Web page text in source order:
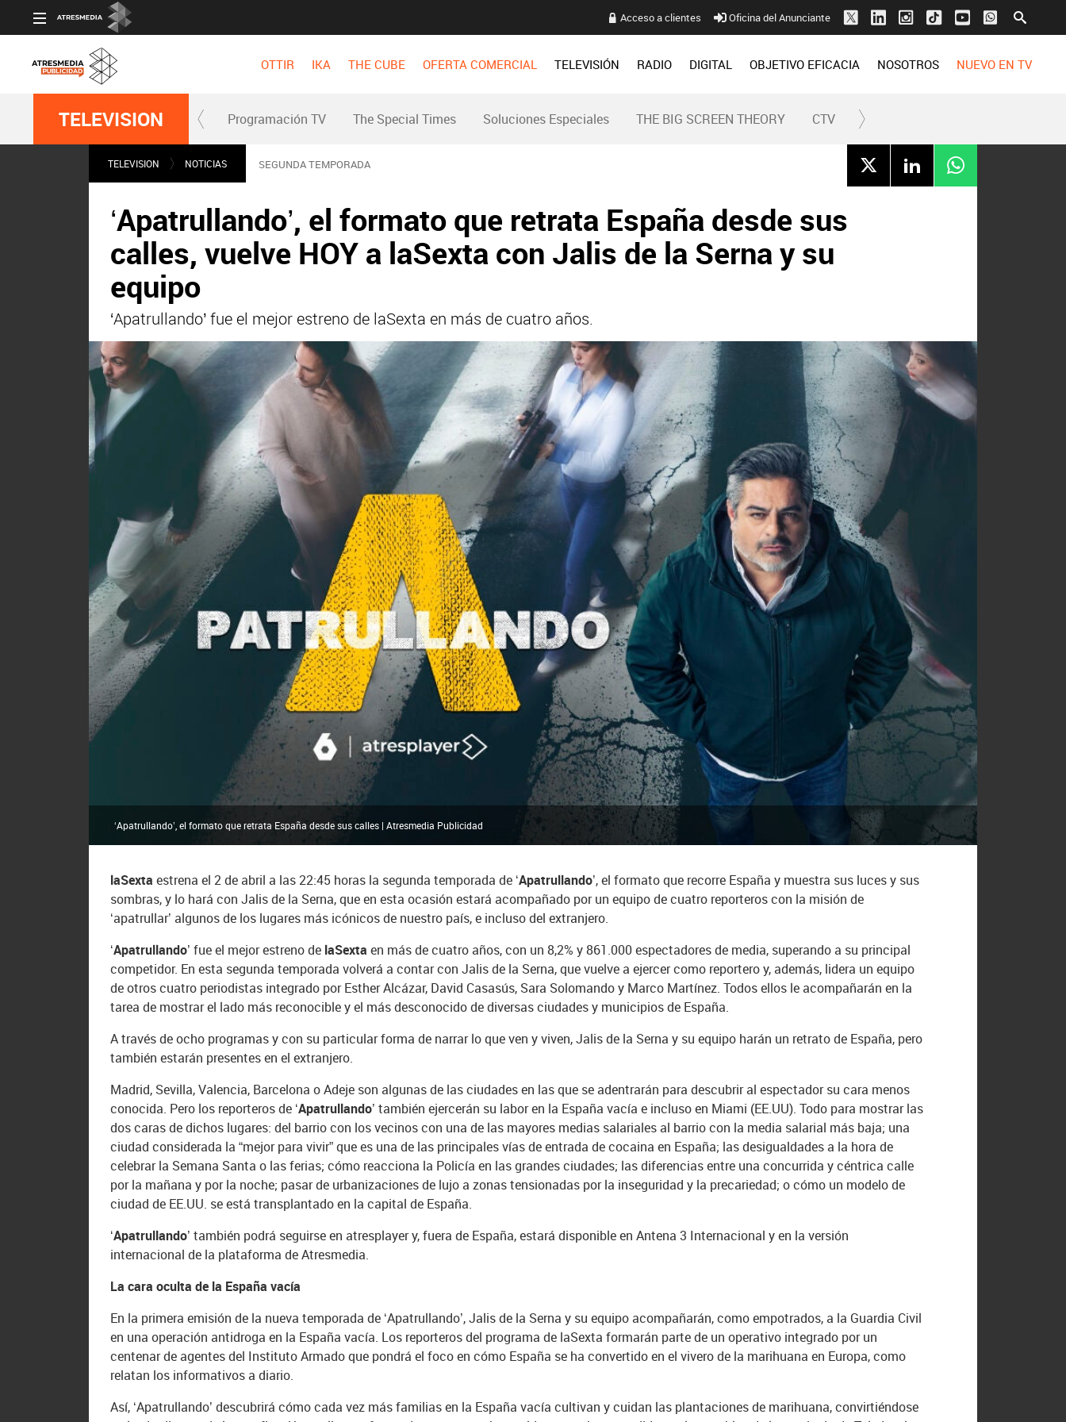
Acceso a clientes Oficina del Anunciante
OTTIR IKA THE CUBE OFERTA COMERCIAL TELEVISIÓN RADIO DIGITAL OBJETIVO EFICACIA NOSOTROS NUEVO EN TV
TELEVISION Programación TV The Special Times Soluciones Especiales THE BIG SCREEN THEORY CTV
TELEVISION NOTICIAS SEGUNDA TEMPORADA
‘Apatrullando’, el formato que retrata España desde sus
calles, vuelve HOY a laSexta con Jalis de la Serna y su
equipo
‘Apatrullando’ fue el mejor estreno de laSexta en más de cuatro años.
‘Apatrullando’, el formato que retrata España desde sus calles | Atresmedia Publicidad
laSextaestrena el 2 de abril a las 22:45 horas la segunda temporada de ‘Apatrullando’, el formato que recorre España y muestra sus luces y sus
sombras, y lo hará con Jalis de la Serna, que en esta ocasión estará acompañado por un equipo de cuatro reporteros con la misión de
‘apatrullar’ algunos de los lugares más icónicos de nuestro país, e incluso del extranjero.
‘Apatrullando’ fue el mejor estreno de laSexta en más de cuatro años, con un 8,2% y 861.000 espectadores de media, superando a su principal
competidor. En esta segunda temporada volverá a contar con Jalis de la Serna, que vuelve a ejercer como reportero y, además, lidera un equipo
de otros cuatro periodistas integrado por Esther Alcázar, David Casasús, Sara Solomando y Marco Martínez. Todos ellos le acompañarán en la
tarea de mostrar el lado más reconocible y el más desconocido de diversas ciudades y municipios de España.
A través de ocho programas y con su particular forma de narrar lo que ven y viven, Jalis de la Serna y su equipo harán un retrato de España, pero
también estarán presentes en el extranjero.
Madrid, Sevilla, Valencia, Barcelona o Adeje son algunas de las ciudades en las que se adentrarán para descubrir al espectador su cara menos
conocida. Pero los reporteros de ‘Apatrullando’ también ejercerán su labor en la España vacía e incluso en Miami (EE.UU). Todo para mostrar las
dos caras de dichos lugares: del barrio con los vecinos con una de las mayores medias salariales al barrio con la media salarial más baja; una
ciudad considerada la “mejor para vivir” que es una de las principales vías de entrada de cocaina en España; las desigualdades a la hora de
celebrar la Semana Santa o las ferias; cómo reacciona la Policía en las grandes ciudades; las diferencias entre una concurrida y céntrica calle
por la mañana y por la noche; pasar de urbanizaciones de lujo a zonas tensionadas por la inseguridad y la precariedad; o cómo un modelo de
ciudad de EE.UU. se está transplantado en la capital de España.
‘Apatrullando’ también podrá seguirse en atresplayer y, fuera de España, estará disponible en Antena 3 Internacional y en la versión
internacional de la plataforma de Atresmedia.
La cara oculta de la España vacía
En la primera emisión de la nueva temporada de ‘Apatrullando’, Jalis de la Serna y su equipo acompañarán, como empotrados, a la Guardia Civil
en una operación antidroga en la España vacía. Los reporteros del programa de laSexta formarán parte de un operativo integrado por un
centenar de agentes del Instituto Armado que pondrá el foco en cómo España se ha convertido en el vivero de la marihuana en Europa, como
relatan los informativos a diario.
Así, ‘Apatrullando’ descubrirá cómo cada vez más familias en la España vacía cultivan y cuidan las plantaciones de marihuana, convirtiéndose